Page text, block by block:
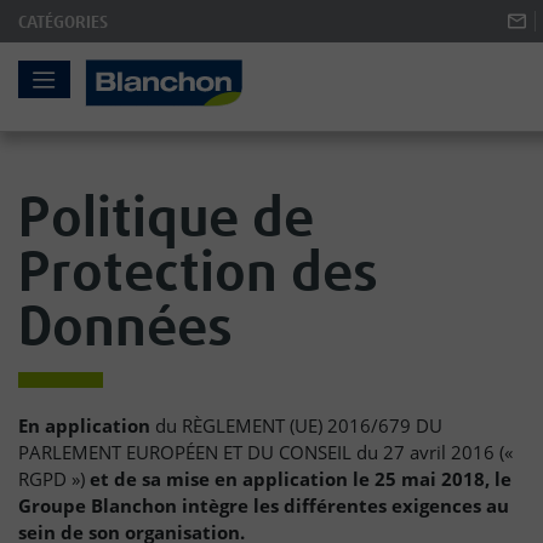
CATÉGORIES
Skip
Politique de
Protection des
Données
En application du RÈGLEMENT (UE) 2016/679 DU
PARLEMENT EUROPÉEN ET DU CONSEIL du 27 avril 2016 («
RGPD ») et de sa mise en application le 25 mai 2018, le
Groupe Blanchon intègre les différentes exigences au
sein de son organisation.